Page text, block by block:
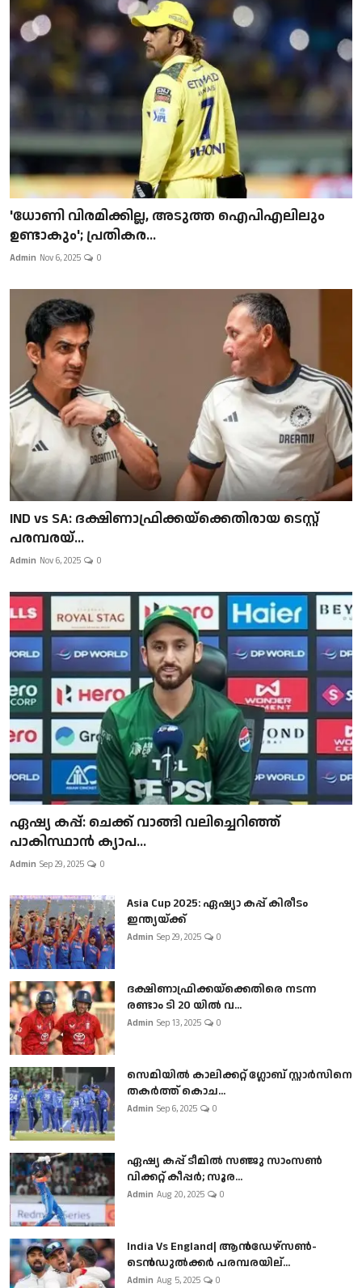
'ധോണി വിരമിക്കില്ല, അടുത്ത ഐപിഎലിലും
ഉണ്ടാകും'; പ്രതികര...
Admin Nov 6, 2025 0
IND vs SA: ദക്ഷിണാഫ്രിക്കയ്‌ക്കെതിരായ ടെസ്റ്റ്
പരമ്പരയ്...
Admin Nov 6, 2025 0
ഏഷ്യ കപ്പ്: ചെക്ക് വാങ്ങി വലിച്ചെറിഞ്ഞ്
പാകിസ്ഥാൻ ക്യാപ...
Admin Sep 29, 2025 0
Asia Cup 2025: ഏഷ്യാ കപ്പ് കിരീടം
ഇന്ത്യയ്ക്ക്
Admin Sep 29, 2025 0
ദക്ഷിണാഫ്രിക്കയ്‌ക്കെതിരെ നടന്ന
രണ്ടാം ടി 20 യിൽ വ...
Admin Sep 13, 2025 0
സെമിയിൽ കാലിക്കറ്റ് ഗ്ലോബ് സ്റ്റാർസിനെ
തകർത്ത് കൊച...
Admin Sep 6, 2025 0
ഏഷ്യ കപ്പ് ടീമിൽ സഞ്ജു സാംസൺ
വിക്കറ്റ് കീപ്പർ; സൂര...
Admin Aug 20, 2025 0
India Vs England| ആൻഡേഴ്സൺ-
ടെൻഡുല്‍ക്കർ പരമ്പരയില്...
Admin Aug 5, 2025 0